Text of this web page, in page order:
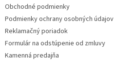
Obchodné podmienky
Podmienky ochrany osobných údajov
Reklamačný poriadok
Formulár na odstúpenie od zmluvy
Kamenná predajňa